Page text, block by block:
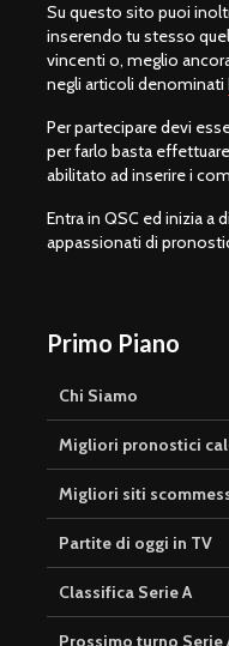
Su questo sito puoi
inserendo tu stesso
vincenti o, meglio
negli articoli denominati
Per partecipare devi
per farlo basta
abilitato ad inserire i
Entra in QSC ed inizia a
appassionati di
Primo Piano
Chi Siamo
Migliori pronostici
Migliori siti
Partite di oggi in TV
Classifica Serie A
Prossimo turno Serie